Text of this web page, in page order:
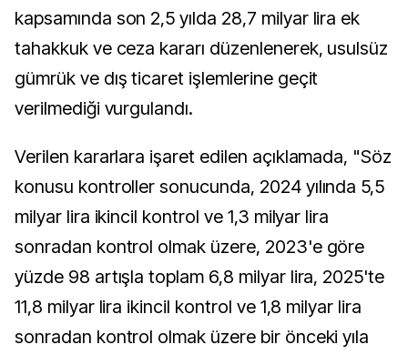
kapsamında son 2,5 yılda 28,7 milyar lira ek
tahakkuk ve ceza kararı düzenlenerek, usulsüz
gümrük ve dış ticaret işlemlerine geçit
verilmediği vurgulandı.
Verilen kararlara işaret edilen açıklamada, "Söz
konusu kontroller sonucunda, 2024 yılında 5,5
milyar lira ikincil kontrol ve 1,3 milyar lira
sonradan kontrol olmak üzere, 2023'e göre
yüzde 98 artışla toplam 6,8 milyar lira, 2025'te
11,8 milyar lira ikincil kontrol ve 1,8 milyar lira
sonradan kontrol olmak üzere bir önceki yıla